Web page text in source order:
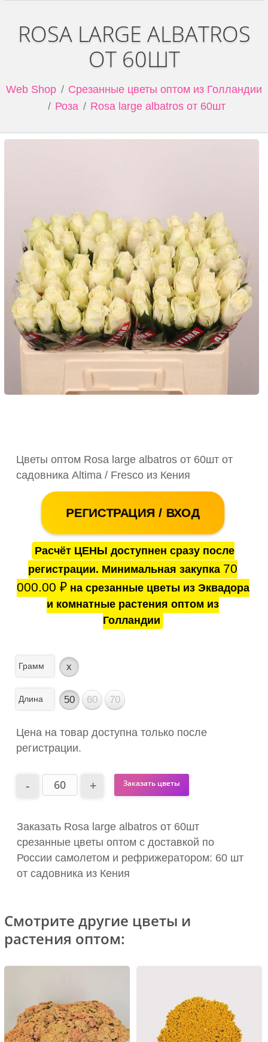
ROSA LARGE ALBATROS
ОТ 60ШТ
Web Shop
Срезанные цветы оптом из Голландии
Роза
Rosa large albatros от 60шт
Цветы оптом Rosa large albatros от 60шт от
садовника Altima / Fresco из Кения
РЕГИСТРАЦИЯ / ВХОД
Расчёт ЦЕНЫ доступнен сразу после
регистрации. Минимальная закупка 70
000.00 ₽на срезанные цветы из Эквадора
и комнатные растения оптом из
Голландии
Грамм x
Длина 50 60 70
Цена на товар доступна только после
регистрации.
Заказать цветы
Заказать Rosa large albatros от 60шт
срезанные цветы оптом с доставкой по
России самолетом и рефрижератором: 60 шт
от садовника из Кения
Смотрите другие цветы и
растения оптом: